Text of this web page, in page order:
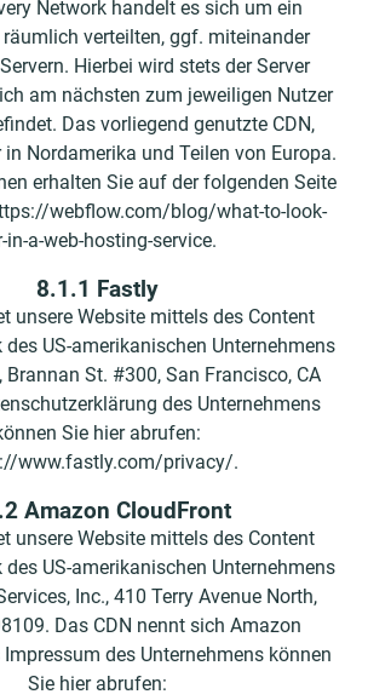
Network handelt es sich um ein
verteilten, ggf. miteinander
Hierbei wird stets der Server
am nächsten zum jeweiligen Nutzer
Das vorliegend genutzte CDN,
in Nordamerika und Teilen von Europa.
erhalten Sie auf der folgenden Seite
webflow.com/blog/what-to-look-
in-a-web-hosting-service.
8.1.1 Fastly
unsere Website mittels des Content
des US-amerikanischen Unternehmens
Brannan St. #300, San Francisco, CA
des Unternehmens
Sie hier abrufen:
www.fastly.com/privacy/.
Amazon CloudFront
unsere Website mittels des Content
des US-amerikanischen Unternehmens
Inc., 410 Terry Avenue North,
Das CDN nennt sich Amazon
des Unternehmens können
Sie hier abrufen: